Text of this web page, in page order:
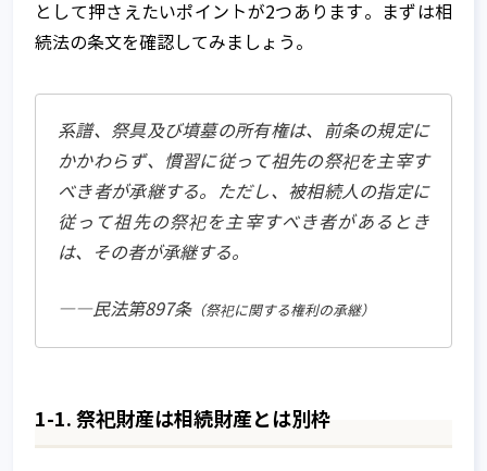
として押さえたいポイントが2つあります。まずは相
続法の条文を確認してみましょう。
系譜、祭具及び墳墓の所有権は、前条の規定に
かかわらず、慣習に従って祖先の祭祀を主宰す
べき者が承継する。ただし、被相続人の指定に
従って祖先の祭祀を主宰すべき者があるとき
は、その者が承継する。
――民法第897条（祭祀に関する権利の承継）
1-1. 祭祀財産は相続財産とは別枠